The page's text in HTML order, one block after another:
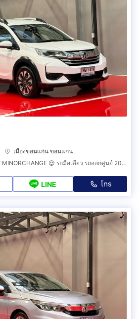
เมืองขอนแก่น ขอนแก่น
😍 2021 HONDA BRV 1.5V MINORCHANGE 😍 รถมือเดียว รถออกศูนย์ 2021 แท้ รถวิ่งน้อย รถไม่เคยมีอุบัติเหตุครับ
LINE โทร